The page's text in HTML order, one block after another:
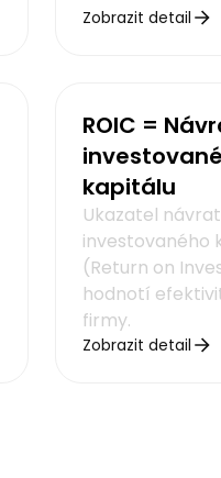
Zobrazit detail
ROIC =
kapitálu
Ukazatel
investovaného
(Return on
hodnotí
firmy.
Zobrazit detail